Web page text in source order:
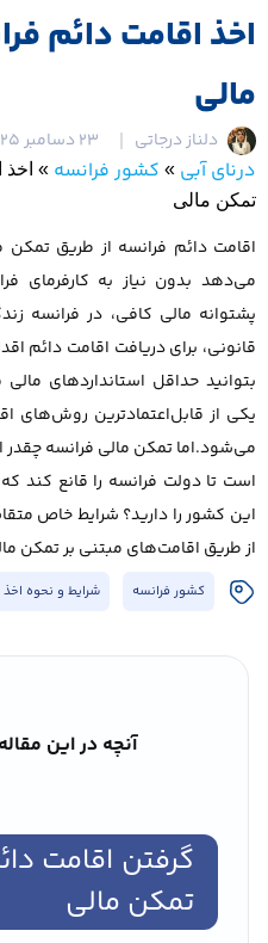
اخذ اقامت دائم
مالی
دلناز درجاتی 23 دسامبر 2025
درنای آبی » کشور فرانسه »
تمکن مالی
اقامت دائم فرانسه از طریق
می‌دهد بدون نیاز به کارفرمای
پشتوانه مالی کافی، در فرانسه
قانونی، برای دریافت اقامت دائم
بتوانید حداقل استانداردهای
یکی از قابل‌اعتمادترین روش‌های
می‌شود.اما تمکن مالی فرانسه چقدر
است تا دولت فرانسه را قانع کند
این کشور را دارید؟ شرایط خاص
از طریق اقامت‌های مبتنی بر تمکن
کشور فرانسه شرایط و نحوه
آنچه در این
گرفتن اقامت
تمکن مالی